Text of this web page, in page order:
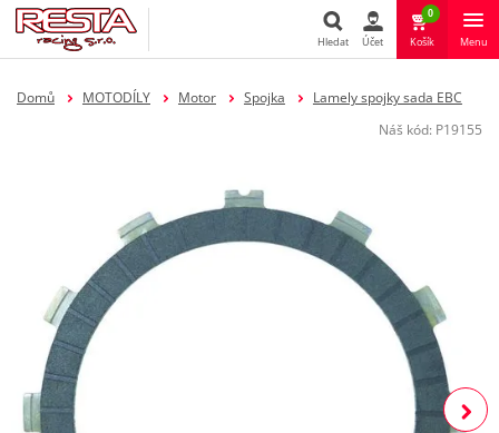
Hledat
Hledat Účet
0
Košík Menu
Domů MOTODÍLY Motor Spojka
Lamely spojky sada EBC
Náš kód: P19155